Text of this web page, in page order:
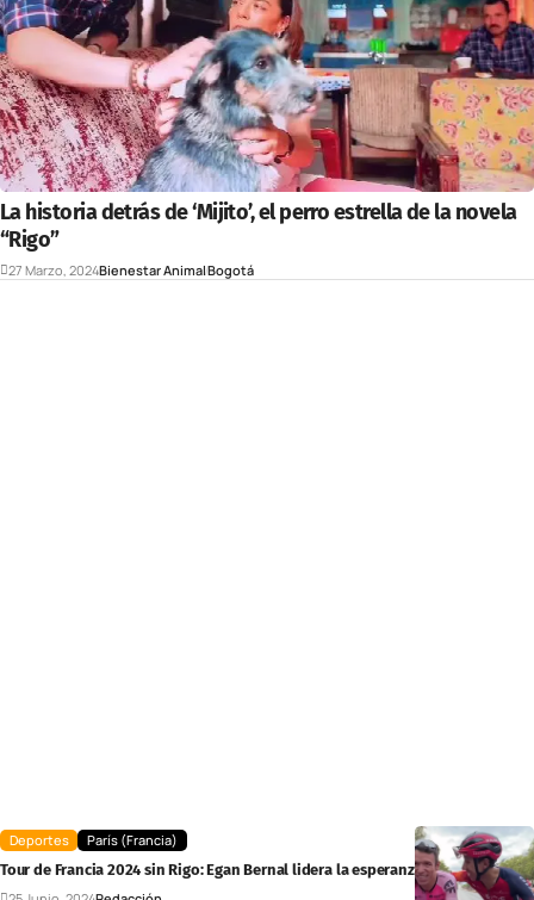
La historia detrás de ‘Mijito’, el perro estrella de la novela
“Rigo”
27 Marzo, 2024Bienestar AnimalBogotá
Deportes
París (Francia)
Tour de Francia 2024 sin Rigo: Egan Bernal lidera la esperanza de Colombia